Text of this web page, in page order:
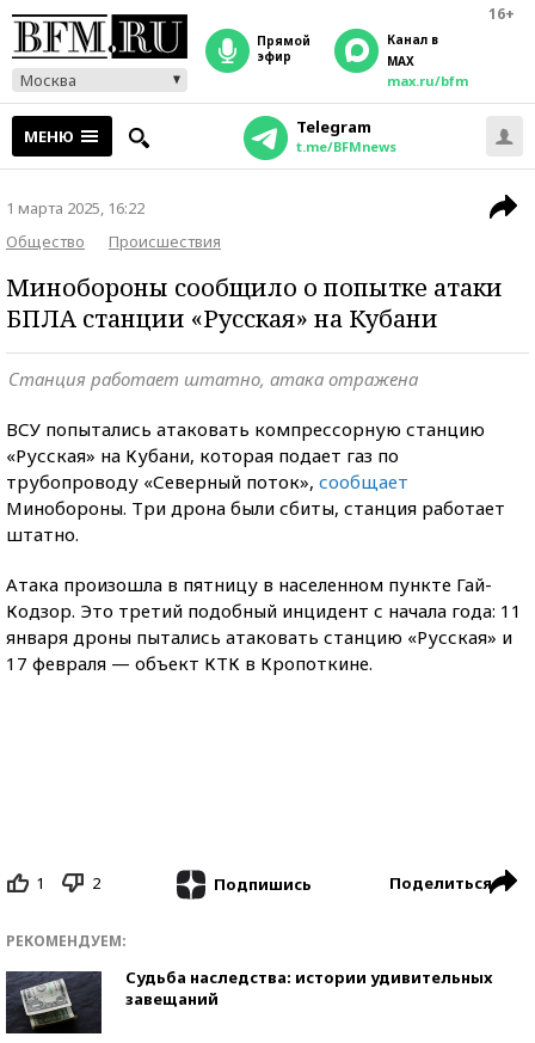
16+
Москва
прямой
эфир
Канал в
MAX
max.ru/bfm
МЕНЮ Telegram
t.me/BFMnews
1 марта 2025, 16:22
Общество
Происшествия
Минобороны сообщило о попытке атаки
БПЛА станции «Русская» на Кубани
Станция работает штатно, атака отражена
ВСУ попытались атаковать компрессорную станцию
«Русская» на Кубани, которая подает газ по
трубопроводу «Северный поток», сообщает
Минобороны. Три дрона были сбиты, станция работает
штатно.
Атака произошла в пятницу в населенном пункте Гай-
Кодзор. Это третий подобный инцидент с начала года: 11
января дроны пытались атаковать станцию «Русская» и
17 февраля — объект КТК в Кропоткине.
1 2 Подпишись Поделиться
РЕКОМЕНДУЕМ:
Судьба наследства: истории удивительных
завещаний